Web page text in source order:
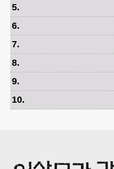
5.
6.
7.
8.
9.
10.